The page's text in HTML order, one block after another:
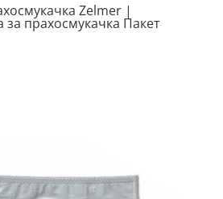
Zelmer |
прахосмукачка Пакет